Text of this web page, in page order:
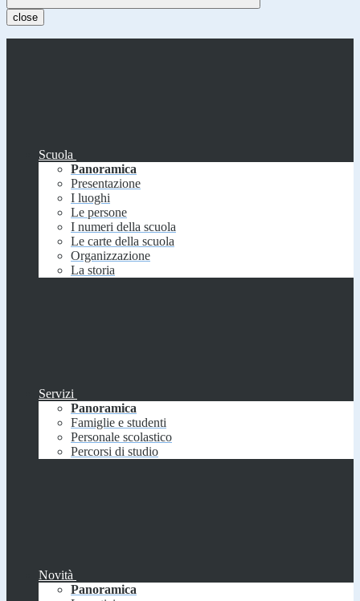
close
Scuola
Panoramica
Presentazione
I luoghi
Le persone
I numeri della scuola
Le carte della scuola
Organizzazione
La storia
Servizi
Panoramica
Famiglie e studenti
Personale scolastico
Percorsi di studio
Novità
Panoramica